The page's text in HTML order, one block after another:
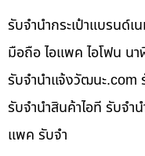
รับจำนำกระเป๋าแบรนด์เ
มือถือ ไอแพค ไอโฟน น
รับจํานําแจ้งวัฒนะ.com
รับจำนำสินค้าไอที รับจำ
แพค รับจำ